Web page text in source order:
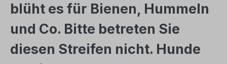
blüht es für Bienen, Hummeln
und Co. Bitte betreten Sie
diesen Streifen nicht. Hunde